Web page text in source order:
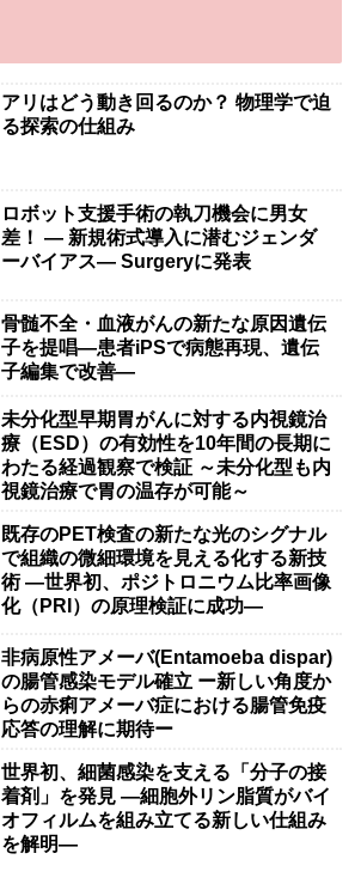
アリはどう動き回るのか？ 物理学で迫
る探索の仕組み
ロボット支援手術の執刀機会に男女
差！ — 新規術式導入に潜むジェンダ
ーバイアス— Surgeryに発表
骨髄不全・血液がんの新たな原因遺伝
子を提唱―患者iPSで病態再現、遺伝
子編集で改善―
未分化型早期胃がんに対する内視鏡治
療（ESD）の有効性を10年間の長期に
わたる経過観察で検証 ～未分化型も内
視鏡治療で胃の温存が可能～
既存のPET検査の新たな光のシグナル
で組織の微細環境を見える化する新技
術 ―世界初、ポジトロニウム比率画像
化（PRI）の原理検証に成功―
非病原性アメーバ(Entamoeba dispar)
の腸管感染モデル確立 ー新しい角度か
らの赤痢アメーバ症における腸管免疫
応答の理解に期待ー
世界初、細菌感染を支える「分子の接
着剤」を発見 ―細胞外リン脂質がバイ
オフィルムを組み立てる新しい仕組み
を解明―